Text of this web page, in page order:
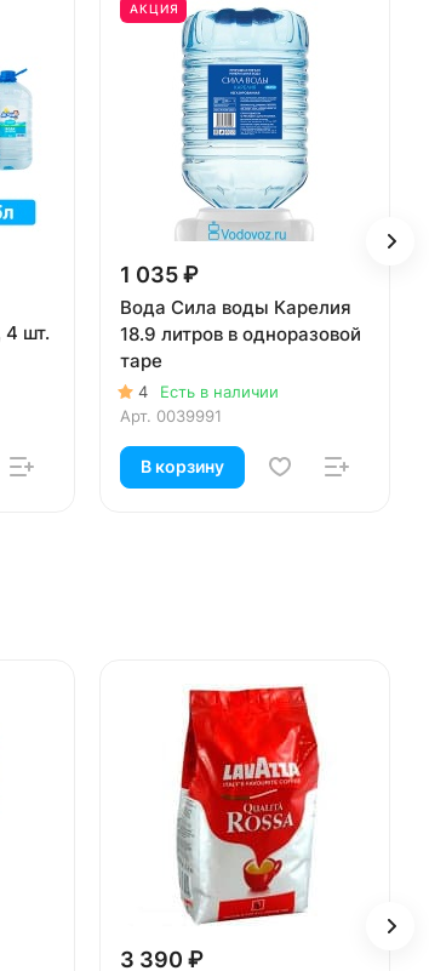
4 шт.
АКЦИЯ
1 035 ₽
Вода Сила воды Карелия
18.9 литров в одноразовой
таре
4
Есть в наличии
Арт. 0039991
В корзину
3 390 ₽